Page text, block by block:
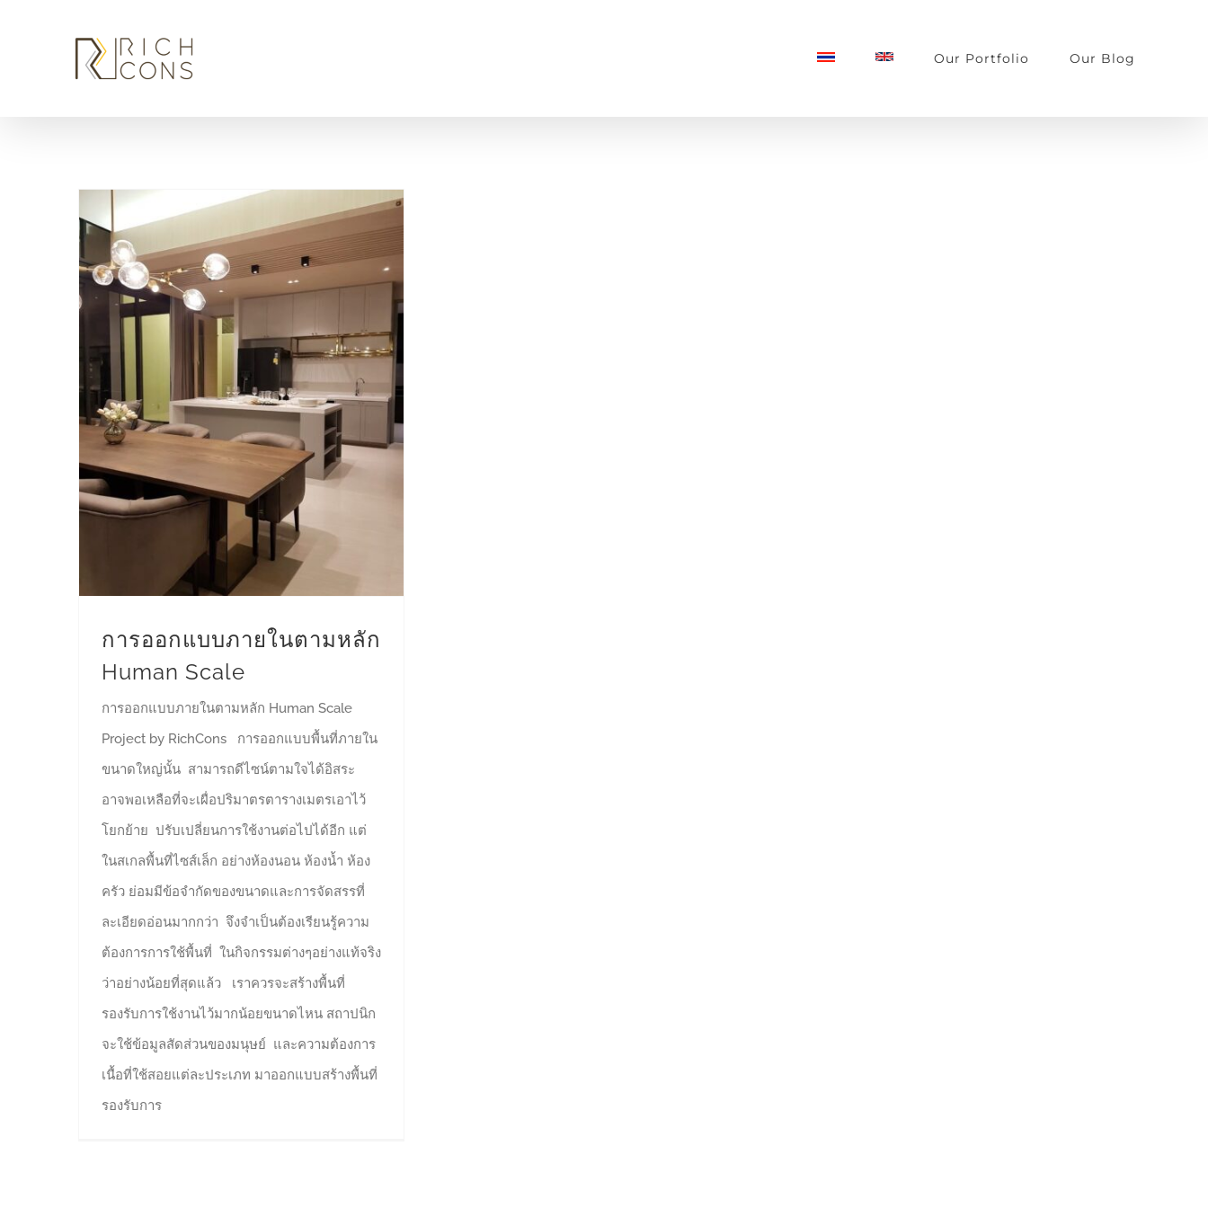
Our Portfolio Our Blog
การออกแบบภายในตามหลัก
Human Scale
การออกแบบภายในตามหลัก Human Scale
Project by RichCons การออกแบบพื้นที่ภายใน
ขนาดใหญ่นั้น สามารถดีไซน์ตามใจได้อิสระ
อาจพอเหลือที่จะเผื่อปริมาตรตารางเมตรเอาไว้
โยกย้าย ปรับเปลี่ยนการใช้งานต่อไปได้อีก แต่
ในสเกลพื้นที่ไซส์เล็ก อย่างห้องนอน ห้องน้ำ ห้อง
ครัว ย่อมมีข้อจำกัดของขนาดและการจัดสรรที่
ละเอียดอ่อนมากกว่า จึงจำเป็นต้องเรียนรู้ความ
ต้องการการใช้พื้นที่ ในกิจกรรมต่างๆอย่างแท้จริง
ว่าอย่างน้อยที่สุดแล้ว เราควรจะสร้างพื้นที่
รองรับการใช้งานไว้มากน้อยขนาดไหน สถาปนิก
จะใช้ข้อมูลสัดส่วนของมนุษย์ และความต้องการ
เนื้อที่ใช้สอยแต่ละประเภท มาออกแบบสร้างพื้นที่
รองรับการ